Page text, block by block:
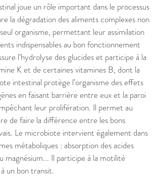
joue un rôle important dans le processus
la dégradation des aliments complexes non
organisme, permettant leur assimilation
indispensables au bon fonctionnement
l’hydrolyse des glucides et participe à la
K et de certaines vitamines B, dont la
intestinal protège l’organisme des effets
en faisant barrière entre eux et la paroi
leur prolifération. Il permet au
de faire la différence entre les bons
Le microbiote intervient également dans
métaboliques : absorption des acides
magnésium... Il participe à la motilité
un bon transit.